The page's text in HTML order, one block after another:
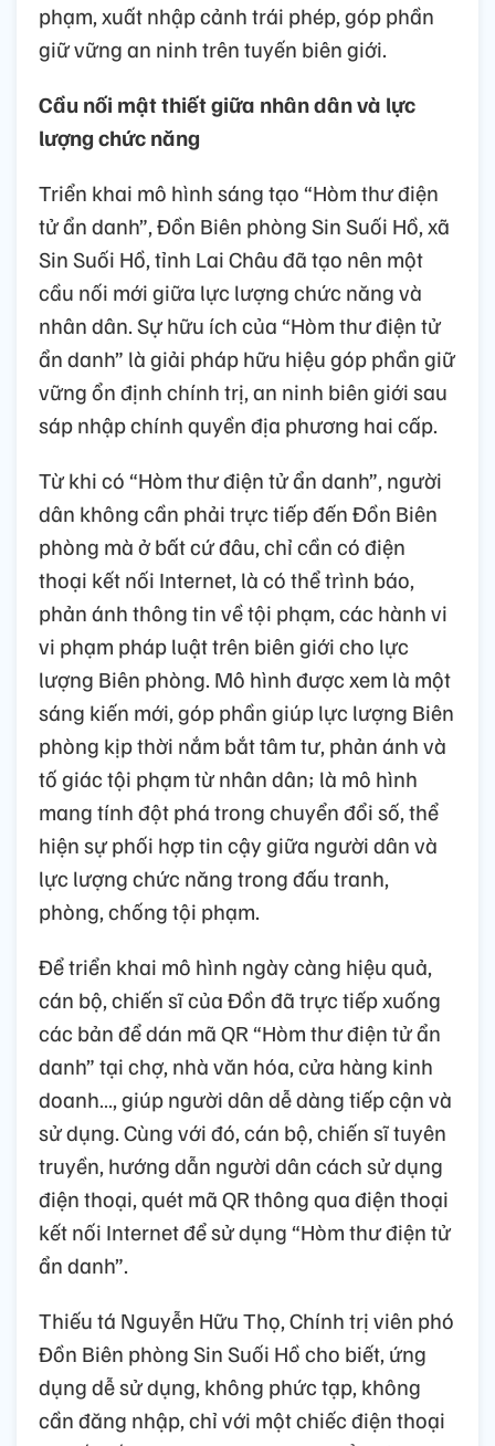
phạm, xuất nhập cảnh trái phép, góp phần
giữ vững an ninh trên tuyến biên giới.
Cầu nối mật thiết giữa nhân dân và lực
lượng chức năng
Triển khai mô hình sáng tạo “Hòm thư điện
tử ẩn danh”, Đồn Biên phòng Sin Suối Hồ, xã
Sin Suối Hồ, tỉnh Lai Châu đã tạo nên một
cầu nối mới giữa lực lượng chức năng và
nhân dân. Sự hữu ích của “Hòm thư điện tử
ẩn danh” là giải pháp hữu hiệu góp phần giữ
vững ổn định chính trị, an ninh biên giới sau
sáp nhập chính quyền địa phương hai cấp.
Từ khi có “Hòm thư điện tử ẩn danh”, người
dân không cần phải trực tiếp đến Đồn Biên
phòng mà ở bất cứ đâu, chỉ cần có điện
thoại kết nối Internet, là có thể trình báo,
phản ánh thông tin về tội phạm, các hành vi
vi phạm pháp luật trên biên giới cho lực
lượng Biên phòng. Mô hình được xem là một
sáng kiến mới, góp phần giúp lực lượng Biên
phòng kịp thời nắm bắt tâm tư, phản ánh và
tố giác tội phạm từ nhân dân; là mô hình
mang tính đột phá trong chuyển đổi số, thể
hiện sự phối hợp tin cậy giữa người dân và
lực lượng chức năng trong đấu tranh,
phòng, chống tội phạm.
Để triển khai mô hình ngày càng hiệu quả,
cán bộ, chiến sĩ của Đồn đã trực tiếp xuống
các bản để dán mã QR “Hòm thư điện tử ẩn
danh” tại chợ, nhà văn hóa, cửa hàng kinh
doanh…, giúp người dân dễ dàng tiếp cận và
sử dụng. Cùng với đó, cán bộ, chiến sĩ tuyên
truyền, hướng dẫn người dân cách sử dụng
điện thoại, quét mã QR thông qua điện thoại
kết nối Internet để sử dụng “Hòm thư điện tử
ẩn danh”.
Thiếu tá Nguyễn Hữu Thọ, Chính trị viên phó
Đồn Biên phòng Sin Suối Hồ cho biết, ứng
dụng dễ sử dụng, không phức tạp, không
cần đăng nhập, chỉ với một chiếc điện thoại